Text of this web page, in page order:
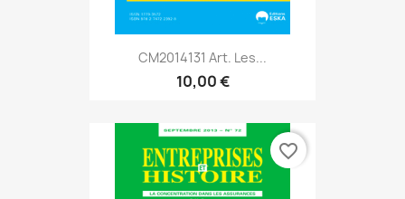
CM2014131 Art. Les...
10,00 €
favorite_border